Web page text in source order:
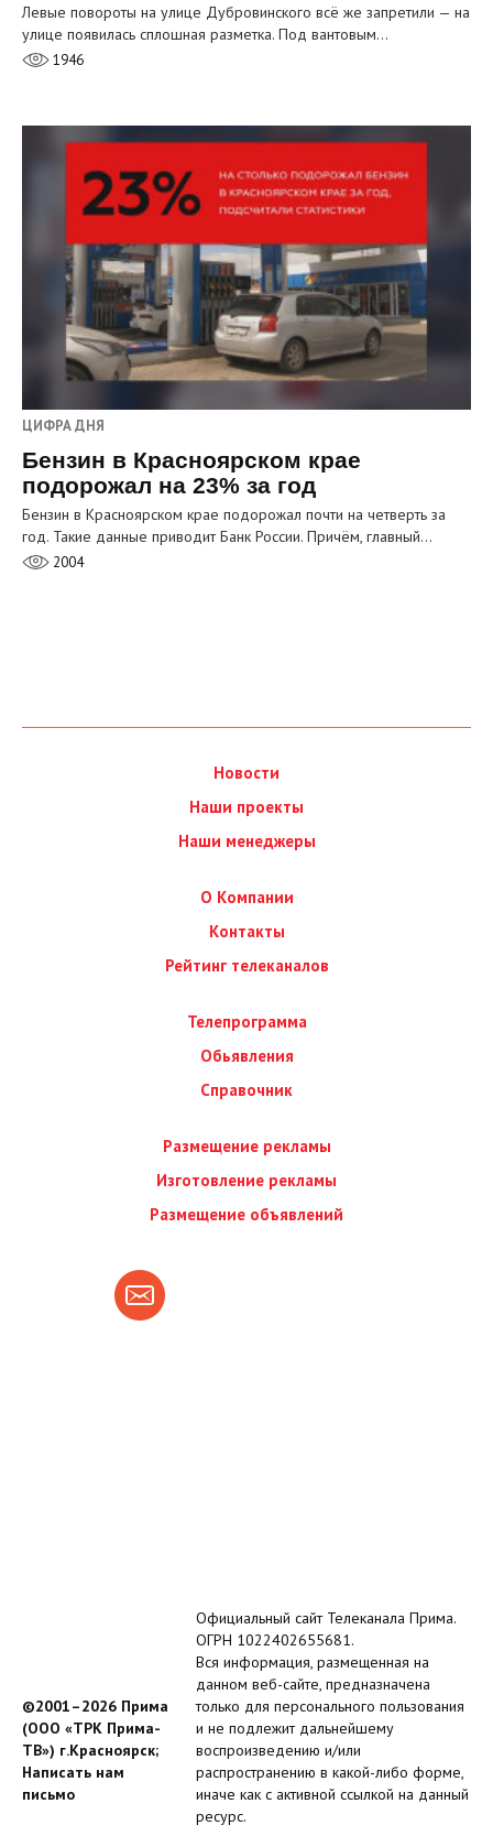
Левые повороты на улице Дубровинского всё же запретили — на
улице появилась сплошная разметка. Под вантовым…
1946
ЦИФРА ДНЯ
Бензин в Красноярском крае
подорожал на 23% за год
Бензин в Красноярском крае подорожал почти на четверть за
год. Такие данные приводит Банк России. Причём, главный…
2004
Новости
Наши проекты
Наши менеджеры
О Компании
Контакты
Рейтинг телеканалов
Телепрограмма
Обьявления
Справочник
Размещение рекламы
Изготовление рекламы
Размещение объявлений
©2001–2026 Прима
(ООО «ТРК Прима-
ТВ») г.Красноярск;
Написать нам
письмо
Официальный сайт Телеканала Прима.
ОГРН 1022402655681.
Вся информация, размещенная на
данном веб-сайте, предназначена
только для персонального пользования
и не подлежит дальнейшему
воспроизведению и/или
распространению в какой-либо форме,
иначе как с активной ссылкой на данный
ресурс.